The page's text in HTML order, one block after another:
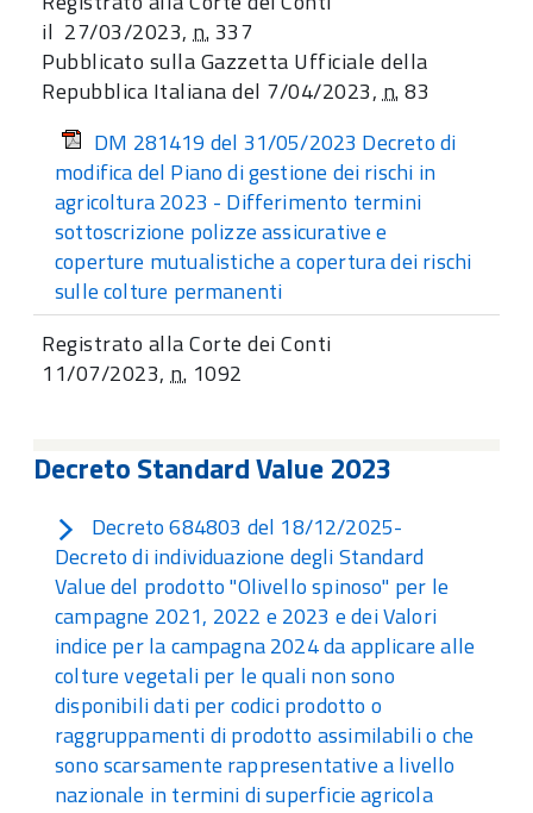
il 27/03/2023,n.337​
Pubblicato sulla Gazzetta Ufficiale della
Repubblica Italiana del 7/04/2023,n.83
DM 281419 del 31/05/2023 Decreto di
modifica del Piano di gestione dei rischi in
agricoltura 2023 - Differimento termini
sottoscrizione polizze assicurative e
coperture mutualistiche a copertura dei rischi
sulle colture permanenti
Registrato alla Corte dei Conti
11/07/2023,n. 1092
Decreto Standard Value 2023
Decreto 684803 del 18/12/2025-
Decreto di individuazione degli Standard
Value del prodotto "Olivello spinoso" per le
campagne 2021, 2022 e 2023 e dei Valori
indice per la campagna 2024 da applicare alle
colture vegetali per le quali non sono
disponibili dati per codici prodotto o
raggruppamenti di prodotto assimilabili o che
sono scarsamente rappresentative a livello
nazionale in termini di superficie agricola